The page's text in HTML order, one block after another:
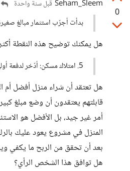
0
Seham_Sleem قبل سنة واحدة
بدأت أجرّب استثمار مبالغ
هل يمكنك توضيح هذه النقطة
5. امتلاك مسكن: أدّخر لدفعة أولى لمنزل مستقبلي.
هل تعتقد أن شراء منزل أفضل أم
قابلتهم يعتقدون أن وضع مبلغ
أمر غير جيد، بل الأفضل هو
المنزل في مشروع يعود عليك
بعد أن تحقق من الربح ما يكفي
هل توافق هذا الشخص الرأي؟